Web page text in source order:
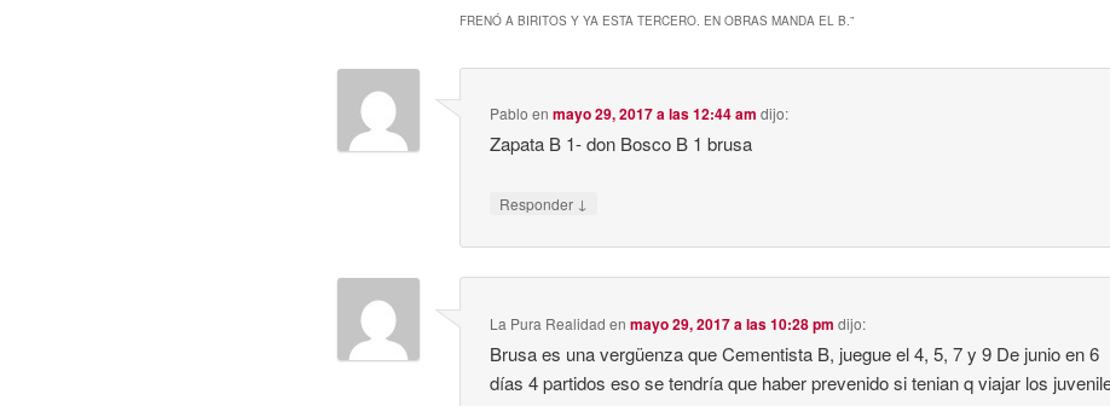
FRENÓ A BIRITOS Y YA ESTA TERCERO. EN OBRAS MANDA EL B.”
Pablo enmayo 29, 2017 a las 12:44 am dijo:
Zapata B 1- don Bosco B 1 brusa
Responder ↓
La Pura Realidad enmayo 29, 2017 a las 10:28 pm dijo:
Brusa es una vergüenza que Cementista B, juegue el 4, 5, 7 y 9 De junio en 6
días 4 partidos eso se tendría que haber prevenido si tenian q viajar los